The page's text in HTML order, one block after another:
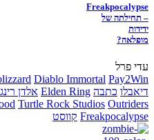
Freakpocalypse
– תחילתה של
ידידות
מופלאה?
עדי פרל
Diablo Immortal Pay2Win
דיאבלו כתבה Elden Ring אלדן רינג
Turtle Rock Studios Outriders
Freakpocalypse קווסט